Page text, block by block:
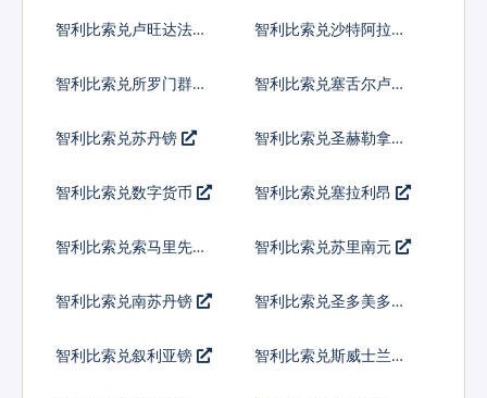
智利比索兑卢旺达法郎 智利比索兑沙特阿拉伯
智利比索兑所罗门群岛
智利比索兑塞舌尔卢比
智利比索兑苏丹镑 智利比索兑圣赫勒拿镑
智利比索兑数字货币 智利比索兑塞拉利昂
智利比索兑索马里先令 智利比索兑苏里南元
智利比索兑南苏丹镑
智利比索兑圣多美多布
智利比索兑叙利亚镑
智利比索兑斯威士兰里